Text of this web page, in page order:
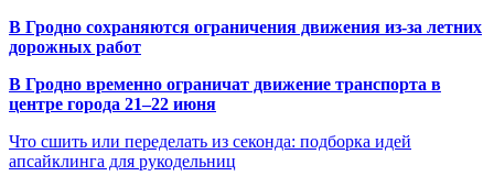
В Гродно сохраняются ограничения движения из-за летних
дорожных работ
В Гродно временно ограничат движение транспорта в
центре города 21–22 июня
Что сшить или переделать из секонда: подборка идей
апсайклинга для рукодельниц